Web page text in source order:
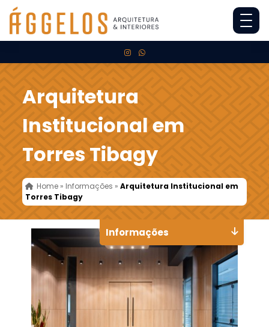
Arquitetura
Institucional em
Torres Tibagy
Home » Informações »Arquitetura Institucional em
Torres Tibagy
Informações